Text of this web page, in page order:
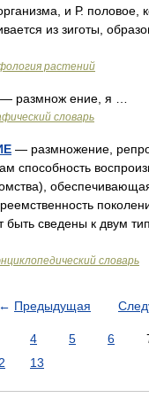
и Р. половое,
из зиготы,
растений
— размнож ение, я …
словарь
— размножение,
способность
быть сведены к двум
словарь
← Предыдущая
4 5 6
13